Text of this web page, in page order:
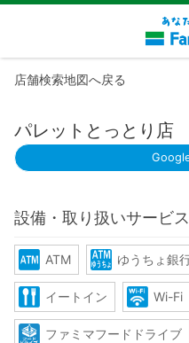
店舗検索地図へ戻る
パレットとっとり店
設備・取り扱いサービス
ATM ゆうちょ銀
イートイン Wi-Fi
ファミマフードドライブ